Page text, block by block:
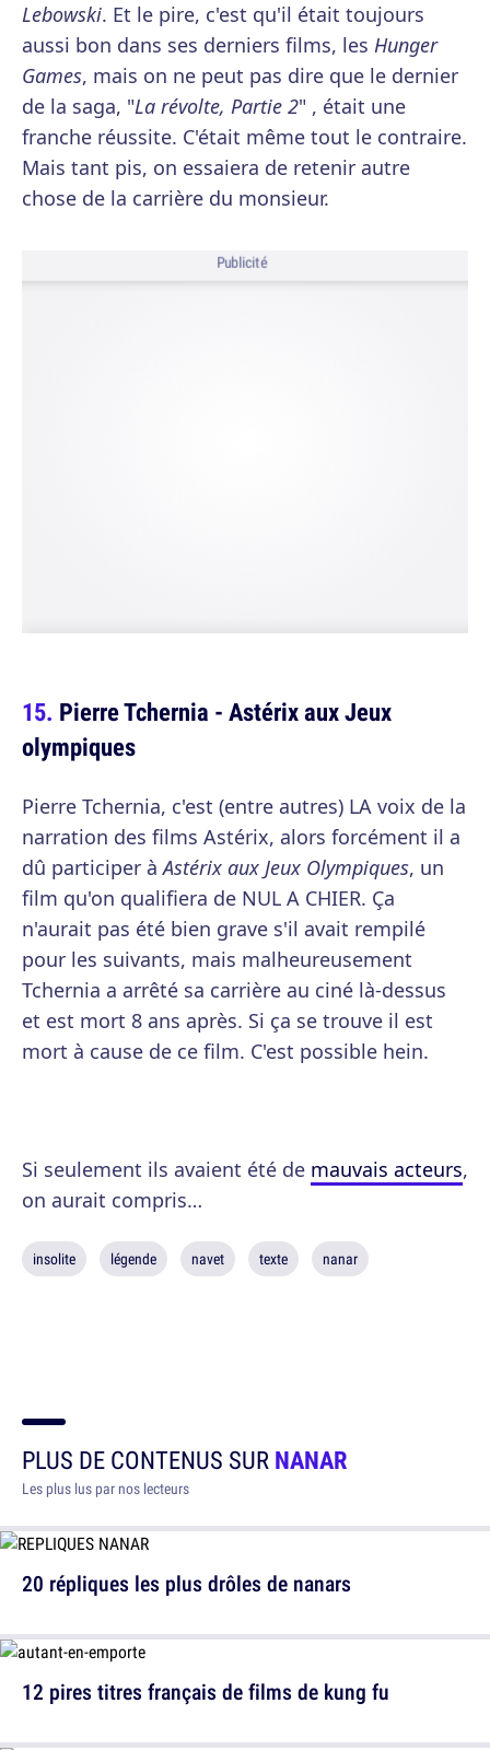
Lebowski. Et le pire, c'est qu'il était toujours
aussi bon dans ses derniers films, les Hunger
Games, mais on ne peut pas dire que le dernier
de la saga, "La révolte, Partie 2" , était une
franche réussite. C'était même tout le contraire.
Mais tant pis, on essaiera de retenir autre
chose de la carrière du monsieur.
Publicité
Pierre Tchernia - Astérix aux Jeux
olympiques
Pierre Tchernia, c'est (entre autres) LA voix de la
narration des films Astérix, alors forcément il a
dû participer àAstérix aux Jeux Olympiques, un
film qu'on qualifiera de NUL A CHIER. Ça
n'aurait pas été bien grave s'il avait rempilé
pour les suivants, mais malheureusement
Tchernia a arrêté sa carrière au ciné là-dessus
et est mort 8 ans après. Si ça se trouve il est
mort à cause de ce film. C'est possible hein.
Si seulement ils avaient été de mauvais acteurs,
on aurait compris…
insolite légende navet texte nanar
PLUS DE CONTENUS SURNANAR
Les plus lus par nos lecteurs
20 répliques les plus drôles de nanars
12 pires titres français de films de kung fu